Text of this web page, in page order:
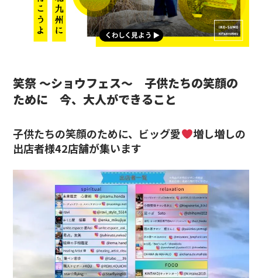
笑祭 ～ショウフェス～ 子供たちの笑顔の
ために今、大人ができること
子供たちの笑顔のために、 ビッグ愛
増し増しの
出店者様42店舗が集います